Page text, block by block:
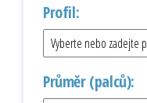
Profil:
Průměr (palců):